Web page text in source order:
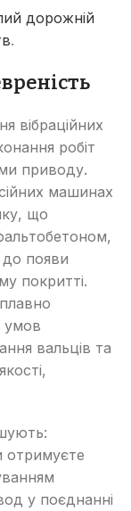
дорожній
.
вібраційних
робіт
приводу.
машинах
що
появи
покритті.
умов
вальців та
отримуєте
у поєднанні